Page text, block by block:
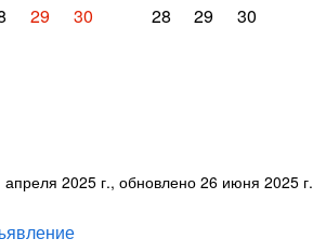
29
30
28
29 30
2025 г., обновлено 26 июня 2025 г.